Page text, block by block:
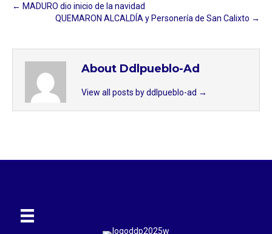
← MADURO dio inicio de la navidad
QUEMARON ALCALDÍA y Personería de San Calixto →
About Ddlpueblo-Ad
View all posts by ddlpueblo-ad →